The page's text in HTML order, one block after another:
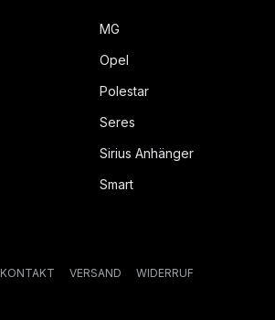
MG
Opel
Polestar
Seres
Sirius Anhänger
Smart
KONTAKT VERSAND WIDERRUF